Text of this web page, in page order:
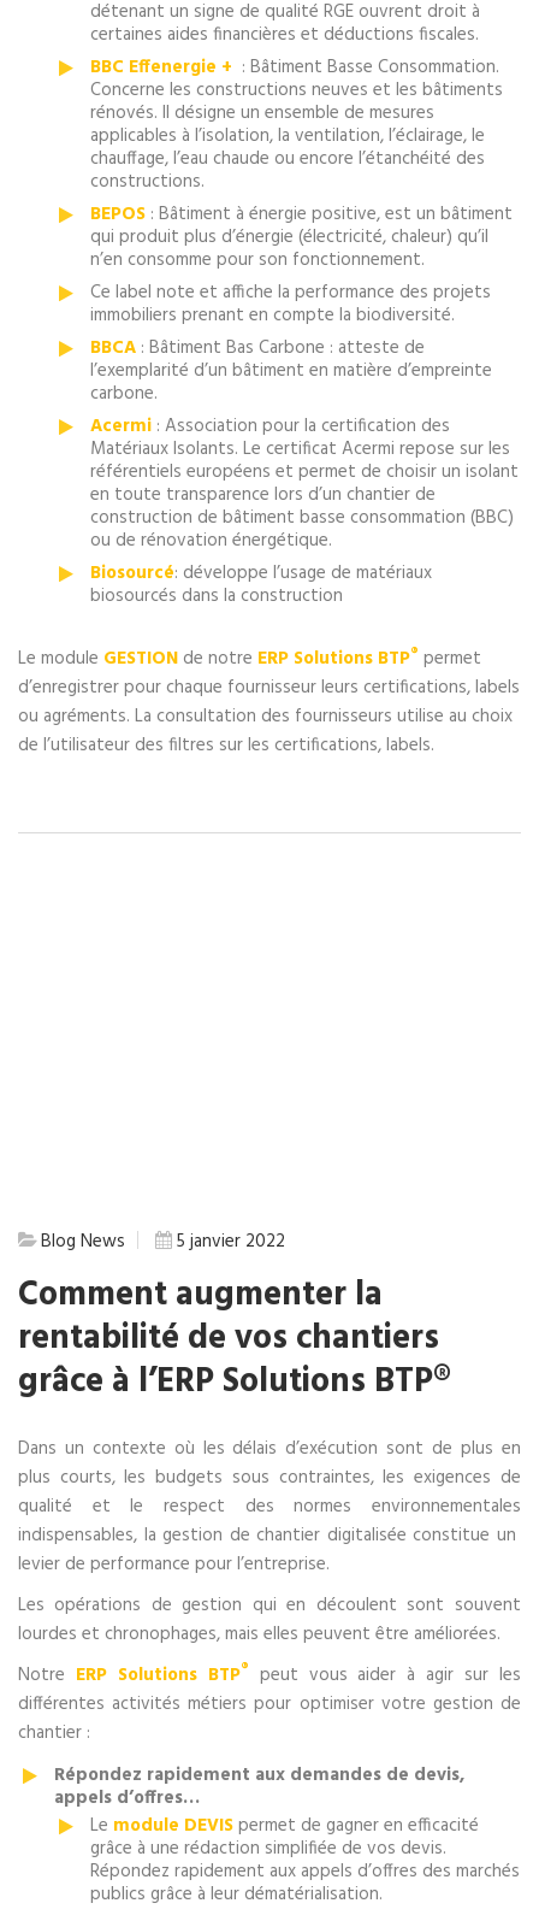
détenant un signe de qualité RGE ouvrent droit à
certaines aides financières et déductions fiscales.
BBC Effenergie + : Bâtiment Basse Consommation.
Concerne les constructions neuves et les bâtiments
rénovés. Il désigne un ensemble de mesures
applicables à l’isolation, la ventilation, l’éclairage, le
chauffage, l’eau chaude ou encore l’étanchéité des
constructions.
BEPOS : Bâtiment à énergie positive, est un bâtiment
qui produit plus d’énergie (électricité, chaleur) qu’il
n’en consomme pour son fonctionnement.
Ce label note et affiche la performance des projets
immobiliers prenant en compte la biodiversité.
BBCA : Bâtiment Bas Carbone : atteste de
l’exemplarité d’un bâtiment en matière d’empreinte
carbone.
Acermi : Association pour la certification des
Matériaux Isolants. Le certificat Acermi repose sur les
référentiels européens et permet de choisir un isolant
en toute transparence lors d’un chantier de
construction de bâtiment basse consommation (BBC)
ou de rénovation énergétique.
Biosourcé: développe l’usage de matériaux
biosourcés dans la construction
Le module GESTION de notre ERP Solutions BTP® permet
d’enregistrer pour chaque fournisseur leurs certifications, labels
ou agréments. La consultation des fournisseurs utilise au choix
de l’utilisateur des filtres sur les certifications, labels.
Blog News 5 janvier 2022
Comment augmenter la
rentabilité de vos chantiers
grâce à l’ERP Solutions BTP®
Dans un contexte où les délais d’exécution sont de plus en
plus courts, les budgets sous contraintes, les exigences de
qualité et le respect des normes environnementales
indispensables, la gestion de chantier digitalisée constitue un
levier de performance pour l’entreprise.
Les opérations de gestion qui en découlent sont souvent
lourdes et chronophages, mais elles peuvent être améliorées.
Notre ERP Solutions BTP® peut vous aider à agir sur les
différentes activités métiers pour optimiser votre gestion de
chantier :
Répondez rapidement aux demandes de devis,
appels d’offres…
Le module DEVISpermet de gagner en efficacité
grâce à une rédaction simplifiée de vos devis.
Répondez rapidement aux appels d’offres des marchés
publics grâce à leur dématérialisation.